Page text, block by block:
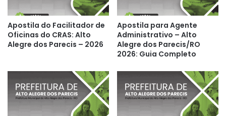
Apostila do Facilitador de
Oficinas do CRAS: Alto
Alegre dos Parecis – 2026
Apostila para Agente
Administrativo – Alto
Alegre dos Parecis/RO
2026: Guia Completo